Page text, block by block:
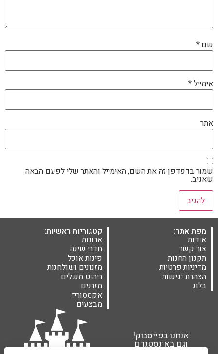
שם *
אימייל*
אתר
שמור בדפדפן זה את השם, האימייל והאתר שלי לפעם הבאה
שאגיב.
מפת אתר:
אודות
צור קשר
תקנון החנות
מדיניות פרטיות
הצהרת נגישות
בלוג
קטגוריות ראשיות:
ארונות
חדרי שינה
פינות אוכל
מזנונים ושולחנות
ריהוט משלים
מזרנים
אקססוריז
מבצעים
אנחנו בפייסבוק!
וגם באינסטגרם